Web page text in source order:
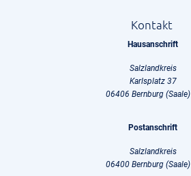
Kontakt
Hausanschrift
Salzlandkreis
Karlsplatz 37
06406 Bernburg (Saale)
Postanschrift
Salzlandkreis
06400 Bernburg (Saale)